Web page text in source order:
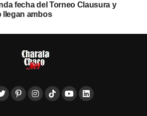
fecha del Torneo Clausura y
llegan ambos